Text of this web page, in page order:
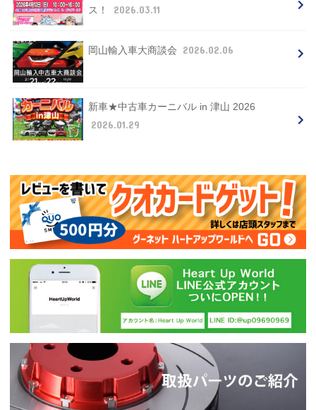
ス！ 2026.03.11
岡山輸入車大商談会 2026.02.06
新車★中古車カーニバル in 津山 2026
2026.01.29